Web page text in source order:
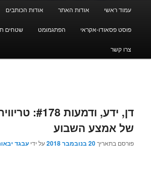
עמוד ראשי אודות האתר אודות הכותבים
פוסט פסאודו-אקראי הפתגמומט שטחים
צרו קשר
דן, ידע, ודמעות #178:
של אמצע השבוע
פורסם בתאריך20 בנובמבר 2018 על ידיעבגד